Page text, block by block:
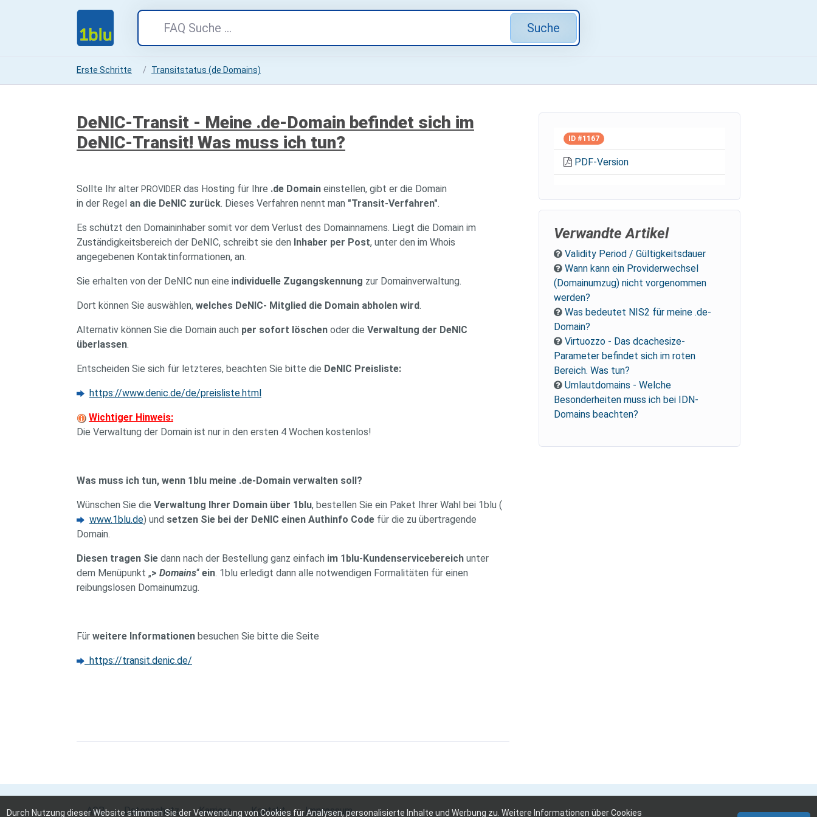
Suche
Erste Schritte Transitstatus (de Domains)
DeNIC-Transit - Meine .de-Domain befindet sich im
DeNIC-Transit! Was muss ich tun?
Sollte Ihr alter PROVIDER das Hosting für Ihre .de Domain einstellen, gibt er die Domain
in der Regel an die DeNIC zurück. Dieses Verfahren nennt man "Transit-Verfahren".
Es schützt den Domaininhaber somit vor dem Verlust des Domainnamens. Liegt die Domain im
Zuständigkeitsbereich der DeNIC, schreibt sie den Inhaber per Post, unter den im Whois
angegebenen Kontaktinformationen, an.
Sie erhalten von der DeNIC nun eine individuelle Zugangskennung zur Domainverwaltung.
Dort können Sie auswählen, welches DeNIC- Mitglied die Domain abholen wird.
Alternativ können Sie die Domain auch per sofort löschen oder die Verwaltung der DeNIC
überlassen.
Entscheiden Sie sich für letzteres, beachten Sie bitte die DeNIC Preisliste:
https://www.denic.de/de/preisliste.html
Wichtiger Hinweis:
Die Verwaltung der Domain ist nur in den ersten 4 Wochen kostenlos!
Was muss ich tun, wenn 1blu meine .de-Domain verwalten soll?
Wünschen Sie die Verwaltung Ihrer Domain über 1blu, bestellen Sie ein Paket Ihrer Wahl bei 1blu (
www.1blu.de) und setzen Sie bei der DeNIC einen Authinfo Code für die zu übertragende
Domain.
Diesen tragen Sie dann nach der Bestellung ganz einfach im 1blu-Kundenservicebereich unter
dem Menüpunkt „> Domains“ ein. 1blu erledigt dann alle notwendigen Formalitäten für einen
reibungslosen Domainumzug.
Für weitere Informationen besuchen Sie bitte die Seite
https://transit.denic.de/
ID #1167
PDF-Version
Verwandte Artikel
Validity Period / Gültigkeitsdauer
Wann kann ein Providerwechsel
(Domainumzug) nicht vorgenommen
werden?
Was bedeutet NIS2 für meine .de-
Domain?
Virtuozzo - Das dcachesize-
Parameter befindet sich im roten
Bereich. Was tun?
Umlautdomains - Welche
Besonderheiten muss ich bei IDN-
Domains beachten?
AGB Datenschutz Karriere Kontakt Impressum
Durch Nutzung dieser Website stimmen Sie der Verwendung von Cookies für Analysen, personalisierte Inhalte und Werbung zu. Weitere Informationen über Cookies